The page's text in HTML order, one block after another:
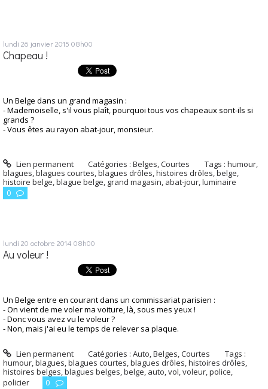
lundi 26 janvier 2015 08h00
Chapeau !
Un Belge dans un grand magasin :
- Mademoiselle, s'il vous plaît, pourquoi tous vos chapeaux sont-ils si
grands ?
- Vous êtes au rayon abat-jour, monsieur.
Lien permanent Catégories :Belges,Courtes Tags :humour,
blagues,blagues courtes,blagues drôles,histoires drôles,belge,
histoire belge,blague belge, grand magasin, abat-jour,luminaire
0
lundi 20 octobre 2014 08h00
Au voleur !
Un Belge entre en courant dans un commissariat parisien :
- On vient de me voler ma voiture, là, sous mes yeux !
- Donc vous avez vu le voleur ?
- Non, mais j'ai eu le temps de relever sa plaque.
Lien permanent Catégories :Auto,Belges,Courtes
Tags :
humour,blagues,blagues courtes,blagues drôles,histoires drôles,
histoires belges,blagues belges,belge, auto,vol,voleur,police,
policier
0